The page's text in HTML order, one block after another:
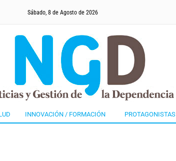
Sábado, 8 de Agosto de 2026
INNOVACIÓN / FORMACIÓN PROTAGONISTAS